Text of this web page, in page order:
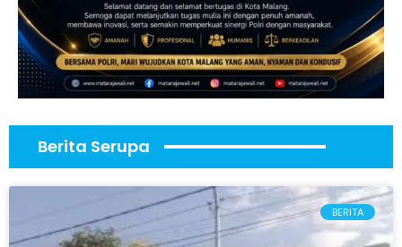
Berita Serupa
BERITA